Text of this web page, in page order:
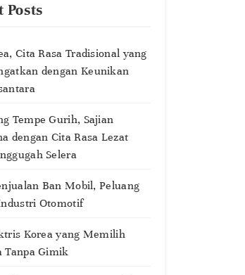
Posts
Cita Rasa Tradisional yang
dengan Keunikan
Tempe Gurih, Sajian
dengan Cita Rasa Lezat
Selera
Ban Mobil, Peluang
Otomotif
Korea yang Memilih
Tanpa Gimik